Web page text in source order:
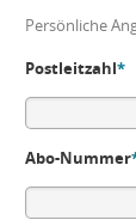
Persönliche
Postleitzahl*
Abo-Nummer